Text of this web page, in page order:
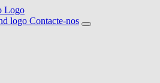
Contacte-nos